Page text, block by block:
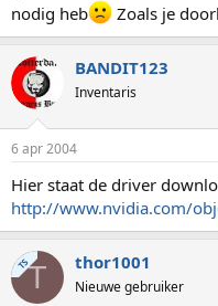
nodig heb
Zoals je
BANDIT123
Inventaris
6 apr 2004
Hier staat de driver
http://www.nvidia.com/
TST thor1001
Nieuwe gebruiker